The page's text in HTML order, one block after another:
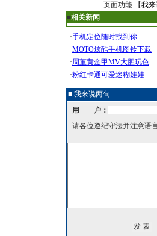
页面功能 【我来
■相关新闻
■ 我来说两句
用 户：
请各位遵纪守法并注意语言